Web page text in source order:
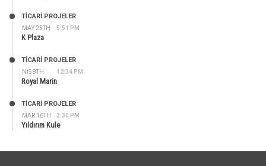
MAY 25TH 5:51 PM
TİCARİ PROJELER
K Plaza
NIS 8TH 12:34 PM
TİCARİ PROJELER
Royal Marin
MAR 16TH 3:30 PM
TİCARİ PROJELER
Yıldırım Kule